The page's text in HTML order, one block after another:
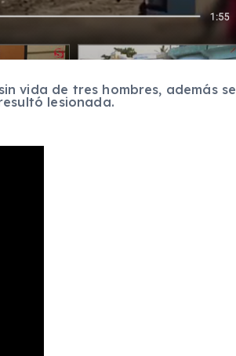
vida de tres hombres, además se
lesionada.